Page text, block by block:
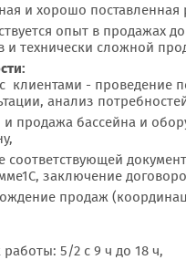
и хорошо поставленная
опыт в продажах
и технически сложной
клиентами - проведение
анализ
продажа бассейна и
соответствующей
заключение
продаж
5/2 с 9 ч до 18 ч,